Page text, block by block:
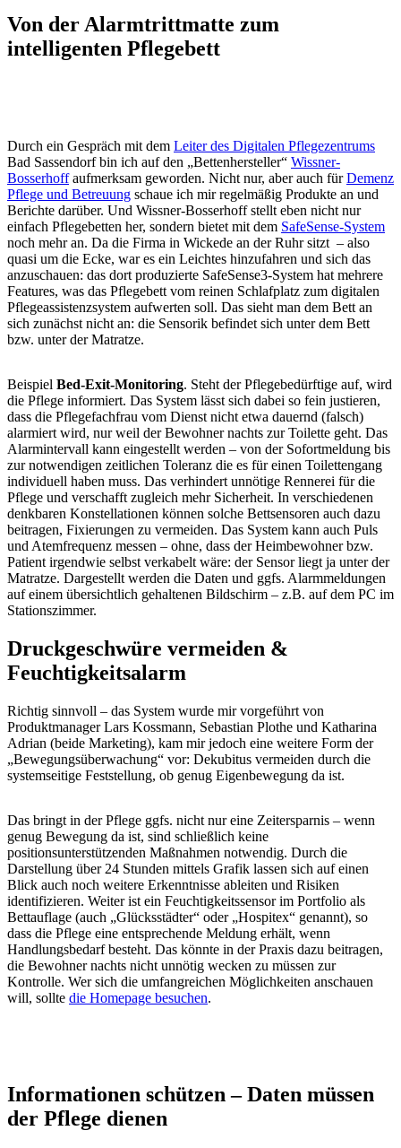
Von der Alarmtrittmatte zum
intelligenten Pflegebett
Durch ein Gespräch mit dem Leiter des Digitalen Pflegezentrums
Bad Sassendorf bin ich auf den „Bettenhersteller“ Wissner-
Bosserhoffaufmerksam geworden. Nicht nur, aber auch fürDemenz
Pflege und Betreuung schaue ich mir regelmäßig Produkte an und
Berichte darüber. Und Wissner-Bosserhoff stellt eben nicht nur
einfach Pflegebetten her, sondern bietet mit dem SafeSense-System
noch mehr an. Da die Firma in Wickede an der Ruhr sitzt – also
quasi um die Ecke, war es ein Leichtes hinzufahren und sich das
anzuschauen: das dort produzierte SafeSense3-System hat mehrere
Features, was das Pflegebett vom reinen Schlafplatz zum digitalen
Pflegeassistenzsystem aufwerten soll. Das sieht man dem Bett an
sich zunächst nicht an: die Sensorik befindet sich unter dem Bett
bzw. unter der Matratze.
Beispiel Bed-Exit-Monitoring. Steht der Pflegebedürftige auf, wird
die Pflege informiert. Das System lässt sich dabei so fein justieren,
dass die Pflegefachfrau vom Dienst nicht etwa dauernd (falsch)
alarmiert wird, nur weil der Bewohner nachts zur Toilette geht. Das
Alarmintervall kann eingestellt werden – von der Sofortmeldung bis
zur notwendigen zeitlichen Toleranz die es für einen Toilettengang
individuell haben muss. Das verhindert unnötige Rennerei für die
Pflege und verschafft zugleich mehr Sicherheit. In verschiedenen
denkbaren Konstellationen können solche Bettsensoren auch dazu
beitragen, Fixierungen zu vermeiden. Das System kann auch Puls
und Atemfrequenz messen – ohne, dass der Heimbewohner bzw.
Patient irgendwie selbst verkabelt wäre: der Sensor liegt ja unter der
Matratze. Dargestellt werden die Daten und ggfs. Alarmmeldungen
auf einem übersichtlich gehaltenen Bildschirm – z.B. auf dem PC im
Stationszimmer.
Druckgeschwüre vermeiden &
Feuchtigkeitsalarm
Richtig sinnvoll – das System wurde mir vorgeführt von
Produktmanager Lars Kossmann, Sebastian Plothe und Katharina
Adrian (beide Marketing), kam mir jedoch eine weitere Form der
„Bewegungsüberwachung“ vor: Dekubitus vermeiden durch die
systemseitige Feststellung, ob genug Eigenbewegung da ist.
Das bringt in der Pflege ggfs. nicht nur eine Zeitersparnis – wenn
genug Bewegung da ist, sind schließlich keine
positionsunterstützenden Maßnahmen notwendig. Durch die
Darstellung über 24 Stunden mittels Grafik lassen sich auf einen
Blick auch noch weitere Erkenntnisse ableiten und Risiken
identifizieren. Weiter ist ein Feuchtigkeitssensor im Portfolio als
Bettauflage (auch „Glücksstädter“ oder „Hospitex“ genannt), so
dass die Pflege eine entsprechende Meldung erhält, wenn
Handlungsbedarf besteht. Das könnte in der Praxis dazu beitragen,
die Bewohner nachts nicht unnötig wecken zu müssen zur
Kontrolle. Wer sich die umfangreichen Möglichkeiten anschauen
will, sollte die Homepage besuchen.
Informationen schützen – Daten müssen
der Pflege dienen